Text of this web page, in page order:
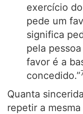
exercício
pede um
significa
pela
favor é a
concedido.”
Quanta
repetir a